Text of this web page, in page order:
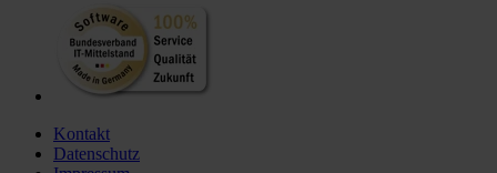
Kontakt
Datenschutz